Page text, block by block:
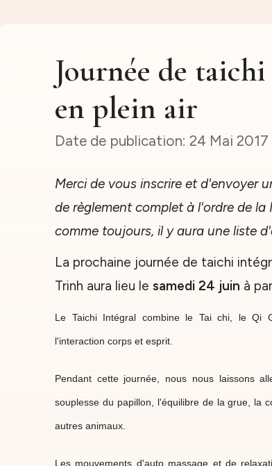
Journée de
en plein air
24 Mai 2017
Merci de vous inscrire et d'envoyer
de règlement complet à l'ordre de la
comme toujours, il y aura une liste
La prochaine journée de taichi
Trinh aura lieu le samedi 24 juin à
Le Taichi Intégral combine le Tai chi, le Qi
l'interaction corps et esprit.
Pendant cette journée, nous nous laissons
souplesse du papillon, l'équilibre de la grue, la
autres animaux.
Les mouvements d'auto massage et de